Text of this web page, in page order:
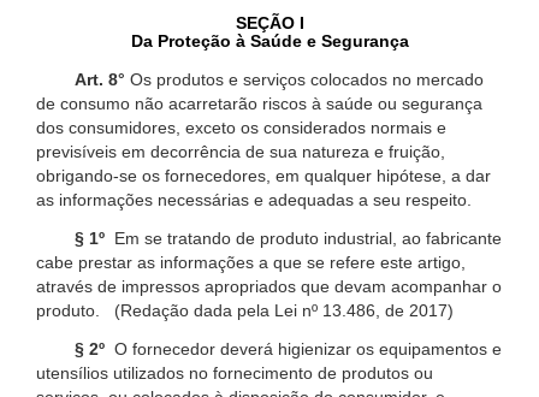
SEÇÃO I
Da Proteção à Saúde e Segurança
Art. 8° Os produtos e serviços colocados no mercado
de consumo não acarretarão riscos à saúde ou segurança
dos consumidores, exceto os considerados normais e
previsíveis em decorrência de sua natureza e fruição,
obrigando-se os fornecedores, em qualquer hipótese, a dar
as informações necessárias e adequadas a seu respeito.
§ 1º Em se tratando de produto industrial, ao fabricante
cabe prestar as informações a que se refere este artigo,
através de impressos apropriados que devam acompanhar o
produto. (Redação dada pela Lei nº 13.486, de 2017)
§ 2º O fornecedor deverá higienizar os equipamentos e
utensílios utilizados no fornecimento de produtos ou